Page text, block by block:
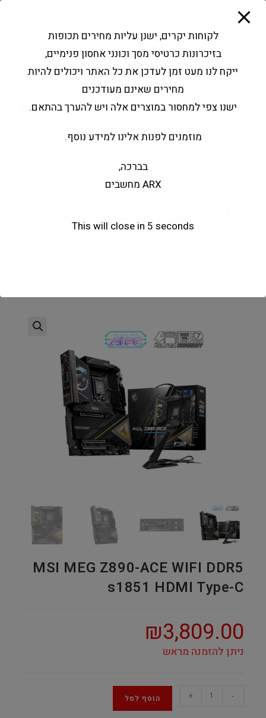
פתח סרגל נגישות
Products
search
החשבון שלי בקשה להצעה
DDR5 s1851 HDMI Type-C
MSI MEG Z890-ACE WIFI DDR5
s1851 HDMI Type-C
₪3,809.00
ניתן להזמנה מראש
-
+ הוסף לסל
לקוחות יקרים, ישנן עליות מחירים תכופות
בזיכרונות כרטיסי מסך וכונני אחסון פנימיים,
ייקח לנו מעט זמן לעדכן את כל האתר ויכולים להיות
מחירים שאינם מעודכנים
ישנו צפי למחסור במוצרים אלה ויש להערך בהתאם.
מוזמנים לפנות אלינו למידע נוסף.
בברכה,
ARX מחשבים
This will close in 4 seconds